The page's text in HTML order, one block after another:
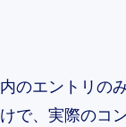
のエントリの
で、実際のコ